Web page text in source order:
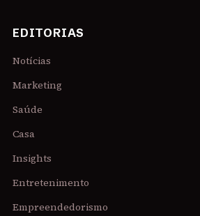
EDITORIAS
Notícias
Marketing
Saúde
Casa
Insights
Entretenimento
Empreendedorismo